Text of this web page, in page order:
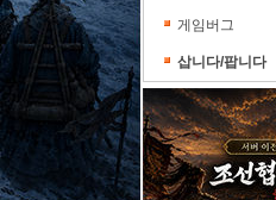
게임버그
삽니다/팝니다